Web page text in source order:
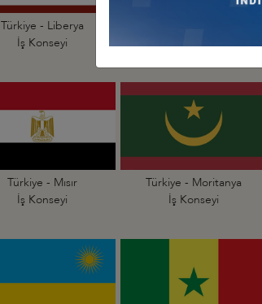
Türkiye - Liberya
İş Konseyi
İş Konseyi
Türkiye - Mısır
İş Konseyi
Türkiye - Moritanya
İş Konseyi